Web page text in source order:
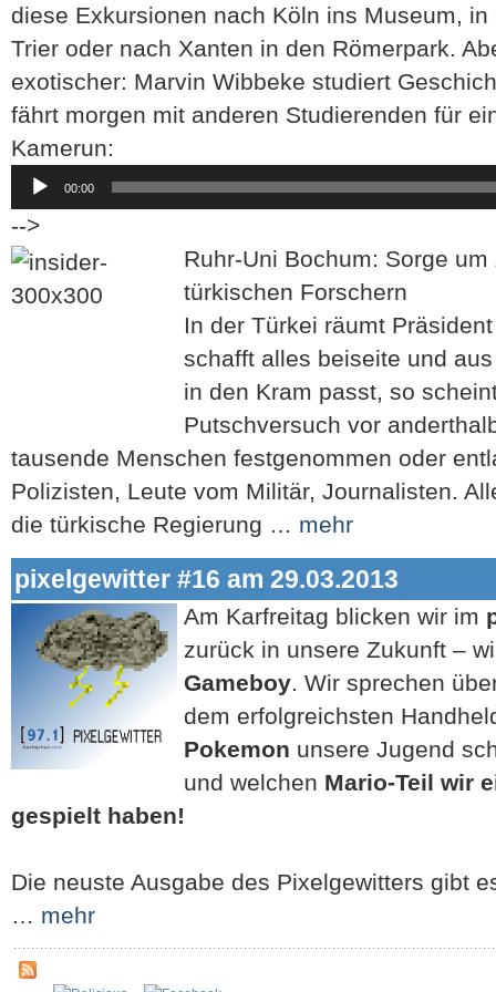
diese Exkursionen nach Köln ins Museum,
Trier oder nach Xanten in den Römerpark.
exotischer: Marvin Wibbeke studiert
fährt morgen mit anderen Studierenden für
Kamerun:
Player
00:00
-->
Ruhr-Uni Bochum: Sorge
türkischen Forschern
In der Türkei räumt
schafft alles beiseite und
in den Kram passt, so
Putschversuch vor
tausende Menschen festgenommen oder
Polizisten, Leute vom Militär, Journalisten.
die türkische Regierung … mehr
pixelgewitter #16 am 29.03.2013
Am Karfreitag blicken wir im
zurück in unsere Zukunft –
Gameboy. Wir sprechen
dem erfolgreichsten
Pokemon unsere Jugend
und welchen Mario-Teil wir
gespielt haben!
Die neuste Ausgabe des Pixelgewitters gibt
… mehr